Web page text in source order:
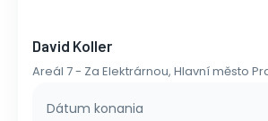
David Koller
Areál 7 - Za Elektrárnou, Hlavní město
Dátum konania